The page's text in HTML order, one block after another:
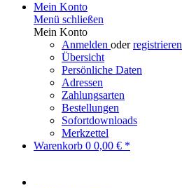
Mein Konto
Menü schließen
Mein Konto
Anmelden oderregistrieren
Übersicht
Persönliche Daten
Adressen
Zahlungsarten
Bestellungen
Sofortdownloads
Merkzettel
Warenkorb 0 0,00 € *